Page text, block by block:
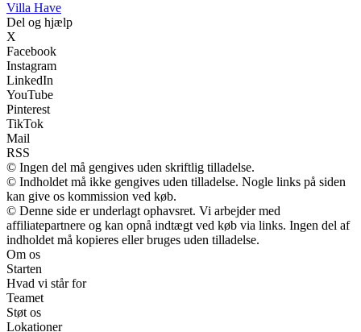
Villa Have
Del og hjælp
X
Facebook
Instagram
LinkedIn
YouTube
Pinterest
TikTok
Mail
RSS
© Ingen del må gengives uden skriftlig tilladelse.
© Indholdet må ikke gengives uden tilladelse. Nogle links på siden
kan give os kommission ved køb.
© Denne side er underlagt ophavsret. Vi arbejder med
affiliatepartnere og kan opnå indtægt ved køb via links. Ingen del af
indholdet må kopieres eller bruges uden tilladelse.
Om os
Starten
Hvad vi står for
Teamet
Støt os
Lokationer